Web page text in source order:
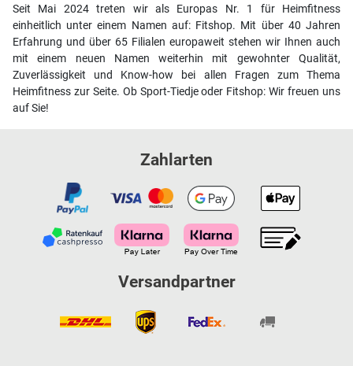
Seit Mai 2024 treten wir als Europas Nr. 1 für Heimfitness
einheitlich unter einem Namen auf: Fitshop. Mit über 40 Jahren
Erfahrung und über 65 Filialen europaweit stehen wir Ihnen auch
mit einem neuen Namen weiterhin mit gewohnter Qualität,
Zuverlässigkeit und Know-how bei allen Fragen zum Thema
Heimfitness zur Seite. Ob Sport-Tiedje oder Fitshop: Wir freuen uns
auf Sie!
Zahlarten
Versandpartner